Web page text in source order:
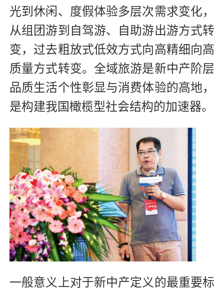
光到休闲、度假体验多层次需求变化，
从组团游到自驾游、自助游出游方式转
变，过去粗放式低效方式向高精细向高
质量方式转变。全域旅游是新中产阶层
品质生活个性彰显与消费体验的高地，
是构建我国橄榄型社会结构的加速器。
一般意义上对于新中产定义的最重要标